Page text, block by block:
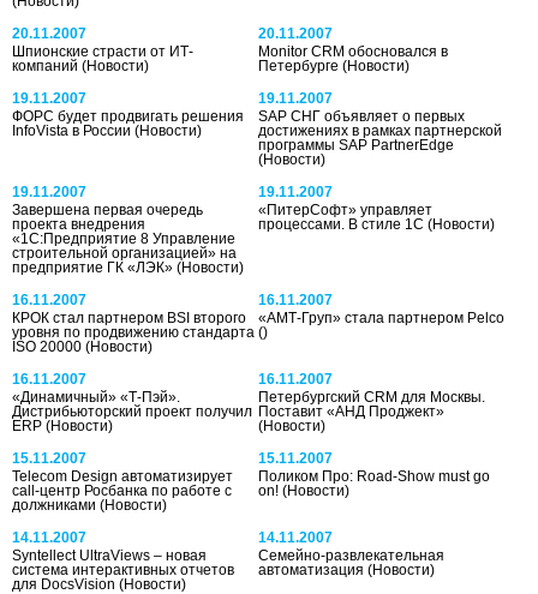
20.11.2007
Шпионские страсти от ИТ-
компаний (Новости)
20.11.2007
Monitor CRM обосновался в
Петербурге(Новости)
19.11.2007
ФОРС будет продвигать решения
InfoVista в России (Новости)
19.11.2007
SAP СНГ объявляет о первых
достижениях в рамках партнерской
программы SAP PartnerEdge
(Новости)
19.11.2007
Завершена первая очередь
проекта внедрения
«1С:Предприятие 8 Управление
строительной организацией» на
предприятие ГК «ЛЭК» (Новости)
19.11.2007
«ПитерСофт» управляет
процессами. В стиле 1С(Новости)
16.11.2007
КРОК стал партнером BSI второго
уровня по продвижению стандарта
ISO 20000 (Новости)
16.11.2007
«АМТ-Груп» стала партнером Pelco
()
16.11.2007
«Динамичный» «Т-Пэй».
Дистрибьюторский проект получил
ERP (Новости)
16.11.2007
Петербургский CRM для Москвы.
Поставит «АНД Проджект»
(Новости)
15.11.2007
Telecom Design автоматизирует
call-центр Росбанка по работе с
должниками (Новости)
15.11.2007
Поликом Про: Road-Show must go
on!(Новости)
14.11.2007
Syntellect UltraViews – новая
система интерактивных отчетов
для DocsVision (Новости)
14.11.2007
Семейно-развлекательная
автоматизация(Новости)